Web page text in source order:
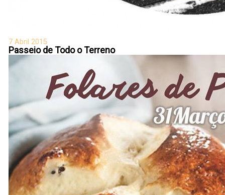
7 Abril 2015
Passeio de Todo o Terreno